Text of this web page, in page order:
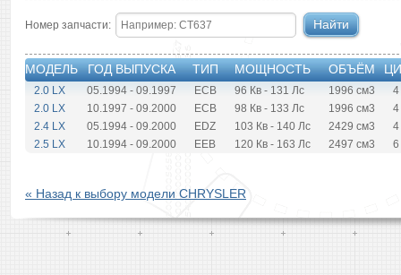
Номер запчасти:
МОДЕЛЬ ГОД ВЫПУСКА ТИП МОЩНОСТЬ ОБЪЁМ
2.0 LX 05.1994 - 09.1997 ECB 96 Кв - 131 Лс 1996 см3
4
2.0 LX
10.1997 - 09.2000 ECB 98 Кв - 133 Лс 1996 см3
4
2.4 LX
05.1994 - 09.2000 EDZ 103 Кв - 140 Лс 2429 см3
4
2.5 LX
10.1994 - 09.2000 EEB 120 Кв - 163 Лс 2497 см3 6
« Назад к выбору модели CHRYSLER